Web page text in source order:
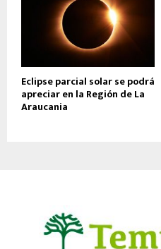
Eclipse parcial solar se podrá
apreciar en la Región de La
Araucania